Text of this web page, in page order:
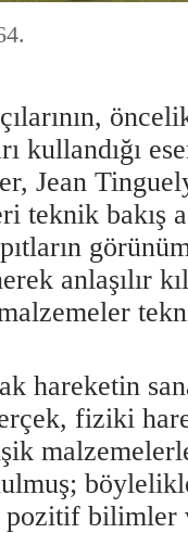
kullandığı
Jean
teknik bakış
anlaşılır
hareketin
fiziki
bilimler